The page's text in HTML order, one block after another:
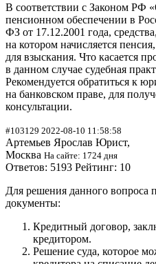
В соответствии с Законом РФ
пенсионном обеспечении в
ФЗ от 17.12.2001 года,
на котором начисляется
для взыскания. Что касается
в данном случае судебная
Рекомендуется обратиться к
на банковском праве, для
консультации.
#103129 2022-08-10 11:58:58
Артемьев Ярослав Юрист,
Москва На сайте: 1724 дня
Ответов: 5193 Рейтинг: 10
Для решения данного вопроса
документы:
Кредитный договор,
кредитором.
Решение суда, которое